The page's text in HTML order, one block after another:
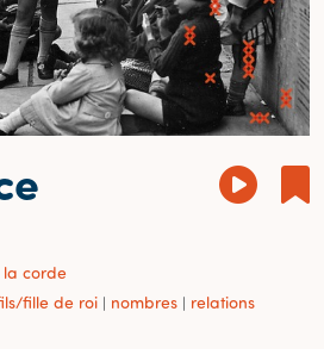
la corde
fille de roi | nombres | relations